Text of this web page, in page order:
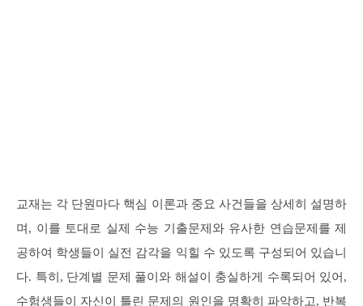
교재는 각 단원마다 핵심 이론과 중요 사건들을 상세히 설명하
며, 이를 토대로 실제 수능 기출문제와 유사한 연습문제를 제
공하여 학생들이 실전 감각을 익힐 수 있도록 구성되어 있습니
다. 특히, 단계별 문제 풀이와 해설이 충실하게 수록되어 있어,
수험생들이 자신이 틀린 문제의 원인을 명확히 파악하고, 반복